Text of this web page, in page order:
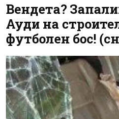
Вендета?
Ауди на
футболен бос!